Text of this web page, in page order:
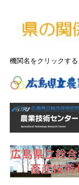
機関名をクリックす